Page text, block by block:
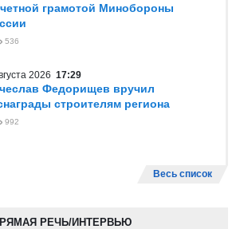
грамотой Минобороны
536
2026 17:29
Федорищев вручил
строителям региона
992
Весь список
РЕЧЬ/ИНТЕРВЬЮ